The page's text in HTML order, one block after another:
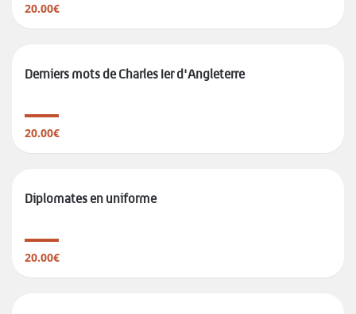
20.00€
Derniers mots de Charles Ier d'Angleterre
20.00€
Diplomates en uniforme
20.00€